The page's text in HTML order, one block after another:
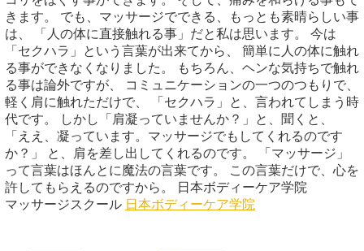
きます。 でも、マッサージでできる、もっとも素晴らしい事
は、 「人の体に直接触れる事」だと私は思います。 今は
「セクハラ」という言葉が出来てから、 簡単に人の体に触れ
る事ができなくなりました。 もちろん、ヘンな気持ちで触れ
る事は論外ですが、 コミュニケーションの一つのつもりで、
軽く肩に触れただけで、 「セクハラ」と、言われてしまう時
代です。 しかし「肩凝っていませんか？」と、聞くと、
「ええ、凝っています。マッサージでもしてくれるのです
か？」 と、肩を差し出してくれるのです。 「マッサージ」
って言葉はほんとに魔法の言葉です。 この言葉だけで、心を
許してもらえるのですから。 日本ボディーケア学院
マッサージスクール 日本ボディーケア学院